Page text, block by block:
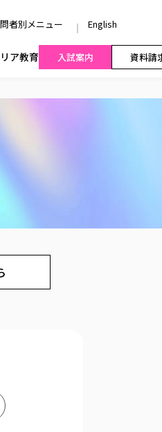
者別メニュー English
ア教育 入試案内 資料請